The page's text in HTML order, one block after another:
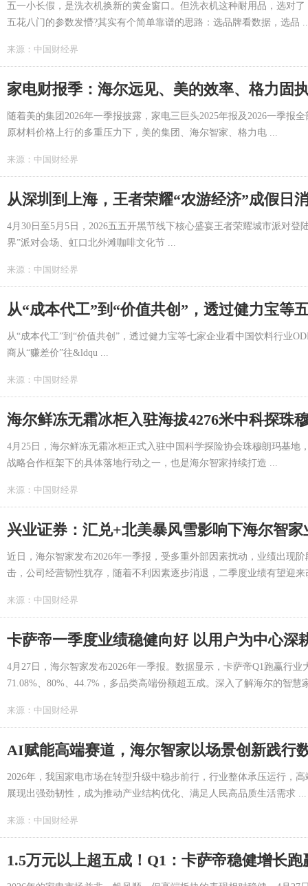
五一小长假，是洗衣机换新的黄金窗口。但洗衣机这种耐用品，选对
五花八门的参数发懵?其实有个简单靠谱的思路：选品牌看数据，选品
来源： 中国财经界
家电财报季：海尔远见、美的效率、格力固
随着美的集团2026年一季报披露，家电三巨头2025年报及2026一季报
原材料价格上行的多重压力下，美的集团、海尔智家、格力电 ...
来源： 中国财经界
从深圳到上海，王者荣耀“农游经济”成假日
4月30日至5月5日，2026五五开黑节线下核心盛宴王者荣耀城市派对登
界”派对会场、虹口北外滩咖啡文化节 ...
来源： 中国财经界
从“成本代工”到“价值共创”，透过健力宝等七家企业看中国饮料行业
商从“赚差价”往&ldqu ...
来源： 中国财经界
海尔鲜冻无霜冰柜入驻海拔4276米中科探珠
4月25日，海尔鲜冻无霜冰柜正式入驻中国科学探险协会珠穆朗玛基
战略合作框架下的具体落地行动之一，也是海尔智家持续打造 ...
来源： 中国财经界
兴业证券：汇兑+北美暴风雪影响下海尔智
近日，海尔智家发布2026年一季报，受多重外部因素扰动，业绩出现
击，公司经营韧性犹存，随着不利因素逐步消退，二季度业绩有望迎来
来源： 中国财经界
卡萨帝一季度业绩稳健向好 以用户为中心深
4月27日，海尔智家发布2026年一季报。数据显示，卡萨帝Q1跑赢行
71.08%、80%、44.7%，多品类高端份额超五成。深入了解海尔的智慧
来源： 中国财经界
AI赋能高端赛道，海尔智家以场景创新践行
2026年，我国家电市场在转型升级中稳步前行，行业整体承压运行，
展现出强劲韧性，成为推动产业结构优化、满足人民高品质生活需求 ...
来源： 中国财经界
1.5万元以上超五成！Q1：卡萨帝稳健增长跑